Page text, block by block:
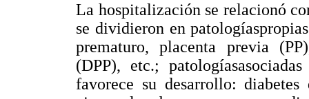
La hospitalización se relacionó
se dividieron en
prematuro, placenta previa
(DPP), etc.;
favorece su desarrollo: